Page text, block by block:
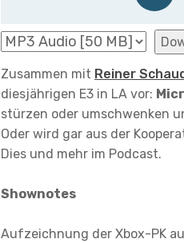
Zusammen mit Reiner
diesjährigen E3 in LA vor:
stürzen oder umschwenken
Oder wird gar aus der
Dies und mehr im Podcast.
Shownotes
Aufzeichnung der Xbox-PK